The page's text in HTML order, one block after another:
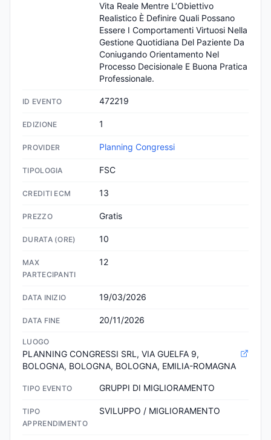
Vita Reale Mentre L’Obiettivo
Realistico È Definire Quali Possano
Essere I Comportamenti Virtuosi Nella
Gestione Quotidiana Del Paziente Da
Coniugando Orientamento Nel
Processo Decisionale E Buona Pratica
Professionale.
ID EVENTO 472219
EDIZIONE 1
PROVIDER Planning Congressi
TIPOLOGIA FSC
CREDITI ECM 13
PREZZO Gratis
DURATA (ORE) 10
MAX
PARTECIPANTI
12
DATA INIZIO 19/03/2026
DATA FINE 20/11/2026
LUOGO
PLANNING CONGRESSI SRL, VIA GUELFA 9,
BOLOGNA, BOLOGNA, BOLOGNA, EMILIA-ROMAGNA
TIPO EVENTO GRUPPI DI MIGLIORAMENTO
TIPO
APPRENDIMENTO
SVILUPPO / MIGLIORAMENTO